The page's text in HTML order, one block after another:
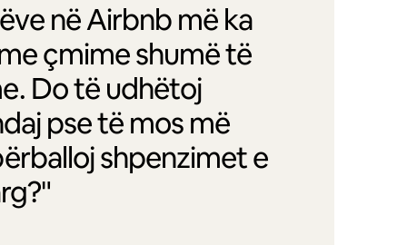
në Airbnb më ka
çmime shumë të
Do të udhëtoj
pse të mos më
shpenzimet e